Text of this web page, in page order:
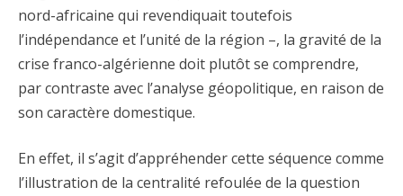
nord-africaine qui revendiquait toutefois
l’indépendance et l’unité de la région –, la gravité de la
crise franco-algérienne doit plutôt se comprendre,
par contraste avec l’analyse géopolitique, en raison de
son caractère domestique.
En effet, il s’agit d’appréhender cette séquence comme
l’illustration de la centralité refoulée de la question